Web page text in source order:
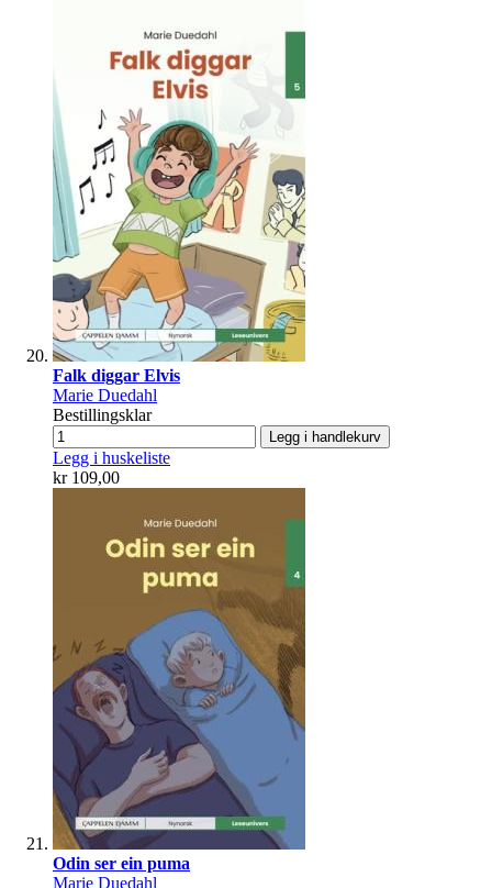
Falk diggar Elvis
Marie Duedahl
Bestillingsklar
Legg i handlekurv
Legg i huskeliste
kr 109,00
Odin ser ein puma
Marie Duedahl